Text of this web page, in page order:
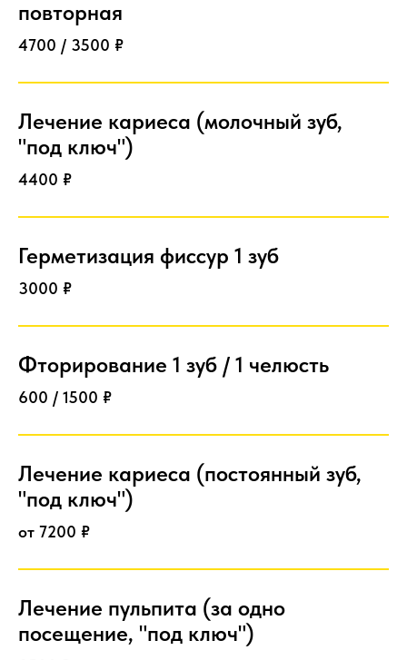
повторная
4700 / 3500 ₽
Лечение кариеса (молочный зуб,
"под ключ")
4400 ₽
Герметизация фиссур 1 зуб
3000 ₽
Фторирование 1 зуб / 1 челюсть
600 / 1500 ₽
Лечение кариеса (постоянный зуб,
"под ключ")
от 7200 ₽
Лечение пульпита (за одно
посещение, "под ключ")